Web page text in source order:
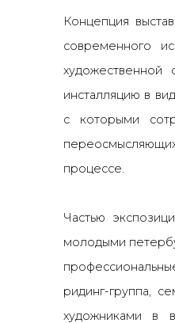
Концепция
современного
инсталляцию в
с которыми
процессе.
Частью
молодыми
ридинг-группа,
художниками в